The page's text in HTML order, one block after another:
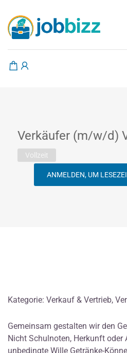
Verkäufer (m/w/d)
Vollzeit
ANMELDEN, UM
Kategorie: Verkauf & Vertrieb,
Gemeinsam gestalten wir den
Nicht Schulnoten, Herkunft oder
unbedingte Wille Getränke-